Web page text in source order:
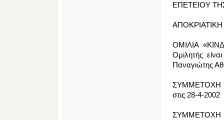
ΕΠΕΤΕΙΟΥ
ΟΜΙΛΙΑ
Ομιλητής
Παναγιώτης
ΣΥΜΜΕΤΟΧΗ
στις 28-4-2002
ΣΥΜΜΕΤΟΧΗ